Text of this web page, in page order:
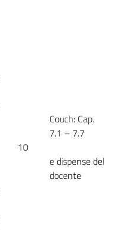
10
Couch: Cap.
7.1 – 7.7
e dispense del
docente